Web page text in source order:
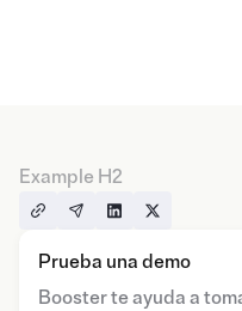
Example H2
Prueba una demo
Booster te ayuda a